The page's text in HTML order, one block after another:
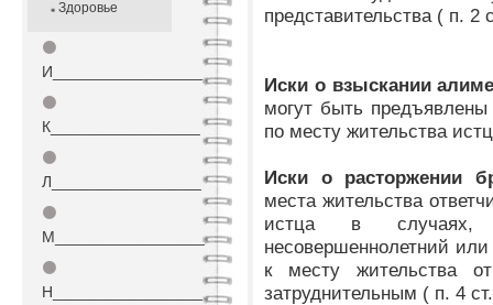
Здоровье
⚫
И_________________
⚫
К_________________
⚫
Л_________________
⚫
М_________________
⚫
Н_________________
представительства ( п.
Иски о взыскании
могут быть
по месту жительства
Иски о расторжении
места жительства
истца в
несовершеннолетний
к месту жительства
затруднительным ( п. 4